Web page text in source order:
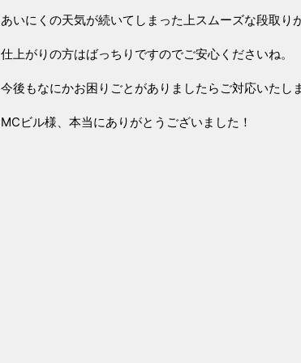
あいにくの天気が続いてしまった上スムーズな段取り
仕上がりの方はばっちりですのでご安心くださいね。
今後もなにかお困りごとがありましたらご対応いたし
MCビル様、本当にありがとうございました！